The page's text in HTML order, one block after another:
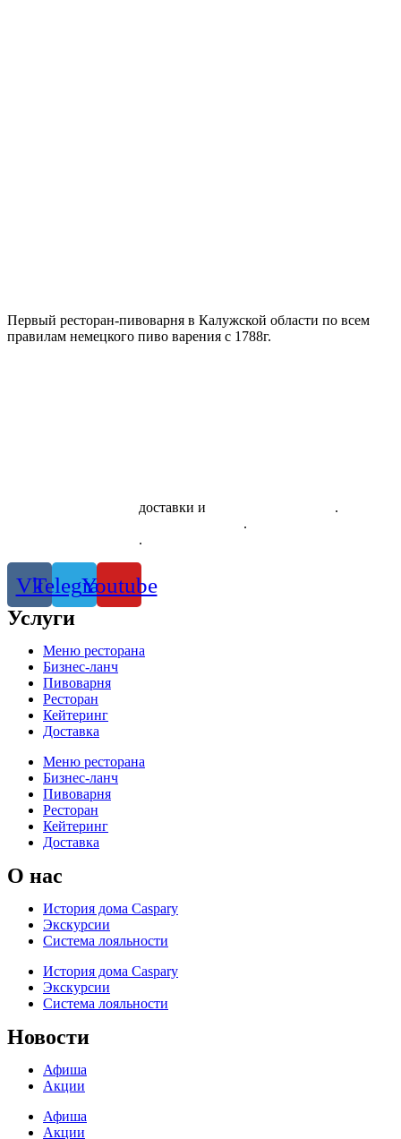
Первый ресторан-пивоварня в Калужской области по всем
правилам немецкого пиво варения с 1788г.
доставки и
.
.
.
VkTelegramYoutube
Услуги
Меню ресторана
Бизнес-ланч
Пивоварня
Ресторан
Кейтеринг
Доставка
Меню ресторана
Бизнес-ланч
Пивоварня
Ресторан
Кейтеринг
Доставка
О нас
История дома Caspary
Экскурсии
Система лояльности
История дома Caspary
Экскурсии
Система лояльности
Новости
Афиша
Акции
Афиша
Акции